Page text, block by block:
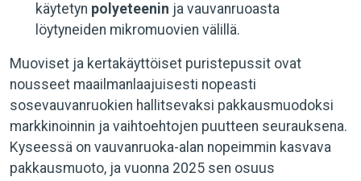
käytetyn polyeteenin ja vauvanruoasta
löytyneiden mikromuovien välillä.
Muoviset ja kertakäyttöiset puristepussit ovat
nousseet maailmanlaajuisesti nopeasti
sosevauvanruokien hallitsevaksi pakkausmuodoksi
markkinoinnin ja vaihtoehtojen puutteen seurauksena.
Kyseessä on vauvanruoka-alan nopeimmin kasvava
pakkausmuoto, ja vuonna 2025 sen osuus